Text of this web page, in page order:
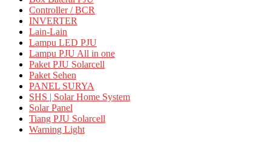
Controller / BCR
INVERTER
Lain-Lain
Lampu LED PJU
Lampu PJU All in one
Paket PJU Solarcell
Paket Sehen
PANEL SURYA
SHS | Solar Home System
Solar Panel
Tiang PJU Solarcell
Warning Light